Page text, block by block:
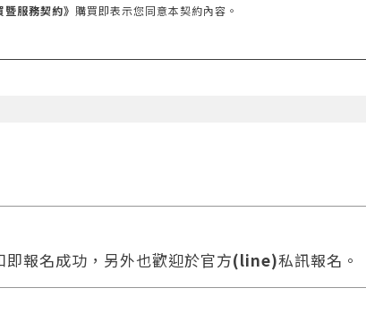
服務契約》 購買即表示您同意本契約內容。
報名成功，另外也歡迎於官方(line)私訊報名。